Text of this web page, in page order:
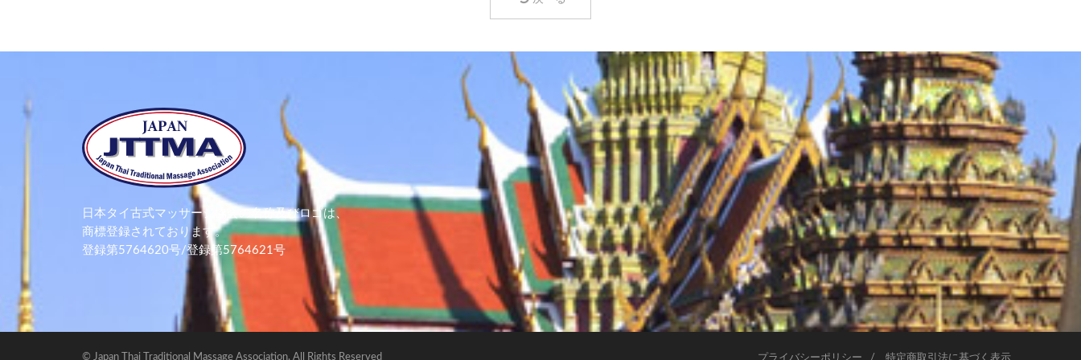
日本タイ古式マッサージ協会の名称及びロゴは、
商標登録されております。
登録第5764620号/登録第5764621号
© Japan Thai Traditional Massage Association, All Rights Reserved